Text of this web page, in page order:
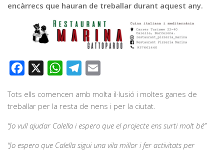
encàrrecs que hauran de treballar durant aquest any.
Facebook WhatsAppTelegram
Tots ells comencen amb molta il·lusió i moltes ganes de
treballar per la resta de nens i per la ciutat.
“Jo vull ajudar Calella i espero que el projecte ens surti molt bé”
“Jo espero que Calella sigui una vila millor i fer activitats per